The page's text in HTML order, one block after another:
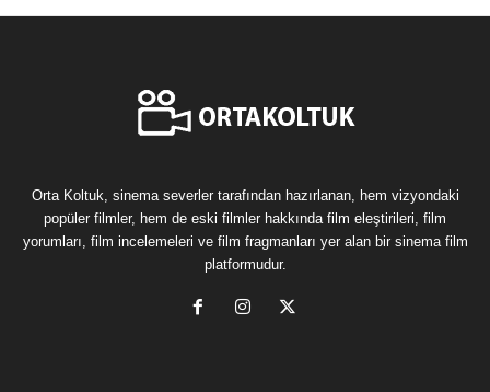
Orta Koltuk, sinema severler tarafından hazırlanan, hem vizyondaki
popüler filmler, hem de eski filmler hakkında film eleştirileri, film
yorumları, film incelemeleri ve film fragmanları yer alan bir sinema film
platformudur.